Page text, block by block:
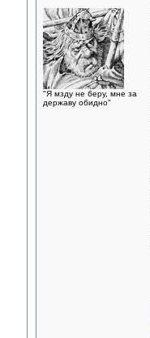
"Я мзду не беру, мне за
державу обидно"